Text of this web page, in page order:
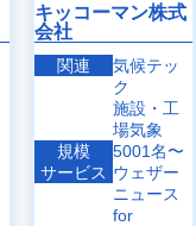
キッコーマン株式
会社
関連
気候テッ
ク
施設・工
場気象
規模
5001名〜
サービス ウェザー
ニュース
for